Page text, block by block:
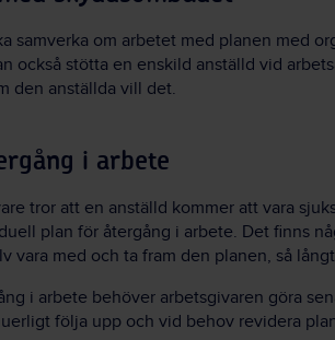
samverka om arbetet med planen med
också stötta en enskild anställd vid
den anställda vill det.
i arbete
tror att en anställd kommer att vara
plan för återgång i arbete. Det finns
vara med och ta fram den planen, så
i arbete behöver arbetsgivaren göra
följa upp och vid behov revidera